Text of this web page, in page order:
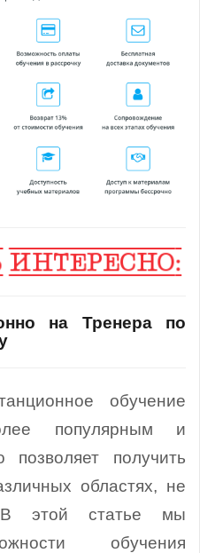
на Тренера по
обучение
популярным и
получить
областях, не
этой статье мы
обучения